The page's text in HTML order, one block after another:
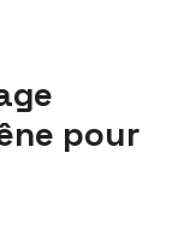
pour